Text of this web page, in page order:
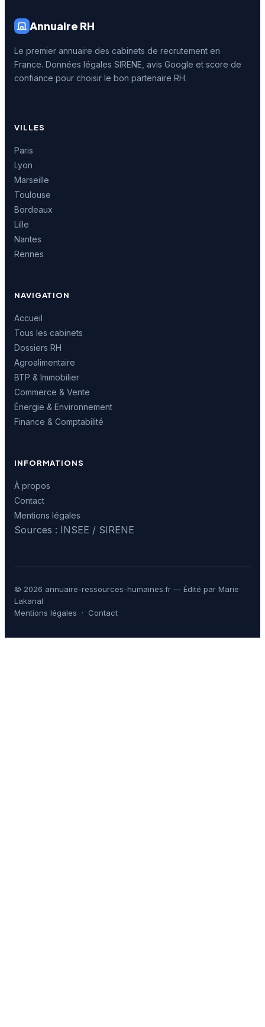
Annuaire RH
Le premier annuaire des cabinets de recrutement en
France. Données légales SIRENE, avis Google et score de
confiance pour choisir le bon partenaire RH.
VILLES
Paris
Lyon
Marseille
Toulouse
Bordeaux
Lille
Nantes
Rennes
NAVIGATION
Accueil
Tous les cabinets
Dossiers RH
Agroalimentaire
BTP & Immobilier
Commerce & Vente
Énergie & Environnement
Finance & Comptabilité
INFORMATIONS
À propos
Contact
Mentions légales
Sources : INSEE / SIRENE
© 2026 annuaire-ressources-humaines.fr — Édité par Marie
Lakanal
Mentions légales · Contact